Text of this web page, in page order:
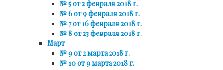
№ 5 от 2 февраля 2018 г.
№ 6 от 9 февраля 2018 г.
№ 7 от 16 февраля 2018 г.
№ 8 от 23 февраля 2018 г.
Март
№ 9 от 2 марта 2018 г.
№ 10 от 9 марта 2018 г.